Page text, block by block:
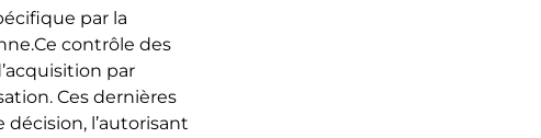
par la
contrôle des
par
Ces dernières
l’autorisant